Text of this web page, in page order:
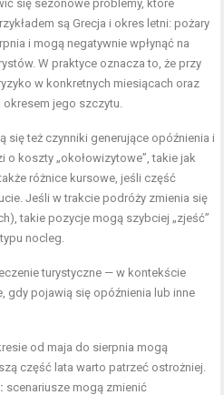
się sezonowe problemy, które
są Grecja i okres letni: pożary
i mogą negatywnie wpłynąć na
W praktyce oznacza to, że przy
w konkretnych miesiącach oraz
jego szczytu.
się też czynniki generujące opóźnienia i
koszty „okołowizytowe”, takie jak
różnice kursowe, jeśli część
Jeśli w trakcie podróży zmienia się
takie pozycje mogą szybciej „zjeść”
nocleg.
turystyczne — w kontekście
gdy pojawią się opóźnienia lub inne
od maja do sierpnia mogą
część lata warto patrzeć ostrożniej
scenariusze mogą zmienić